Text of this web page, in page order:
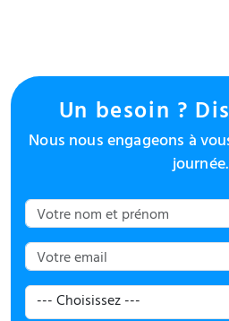
Un besoin ?
Nous nous engageons à
journée.